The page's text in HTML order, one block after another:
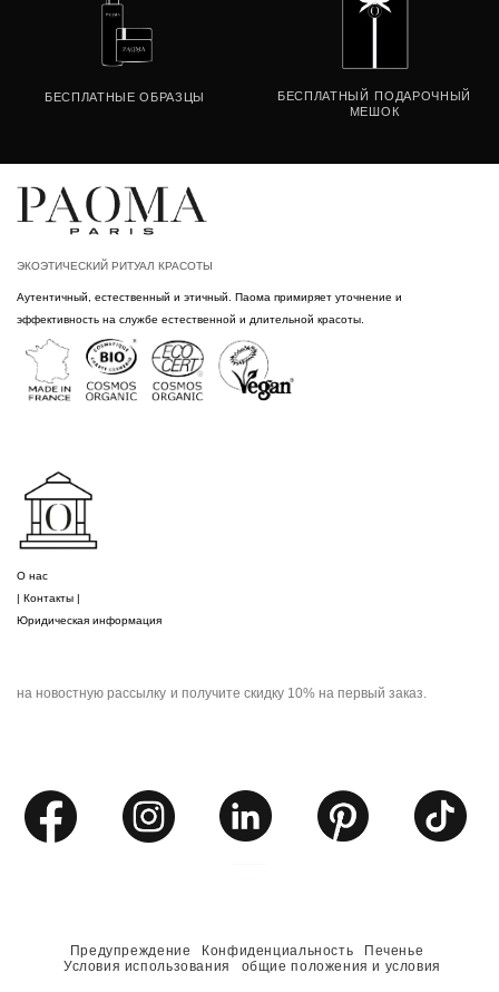
БЕСПЛАТНЫЕ ОБРАЗЦЫ БЕСПЛАТНЫЙ ПОДАРОЧНЫЙ
МЕШОК
ЭКОЭТИЧЕСКИЙ РИТУАЛ КРАСОТЫ
Аутентичный, естественный и этичный. Паома примиряет уточнение и
эффективность на службе естественной и длительной красоты.
О нас
| Контакты |
Юридическая информация
на новостную рассылку и получите скидку 10% на первый заказ.
Предупреждение Конфиденциальность
Печенье
Условия использования
общие положения и условия